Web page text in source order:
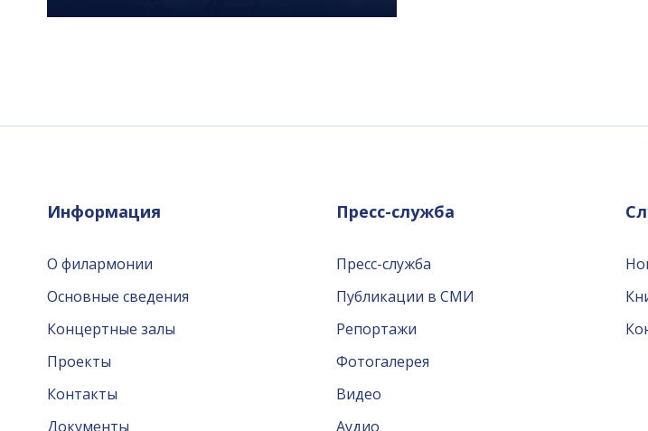
Информация
О филармонии
Основные сведения
Концертные залы
Проекты
Контакты
Документы
Пресс-служба
Пресс-служба
Публикации в СМИ
Репортажи
Фотогалерея
Видео
Аудио